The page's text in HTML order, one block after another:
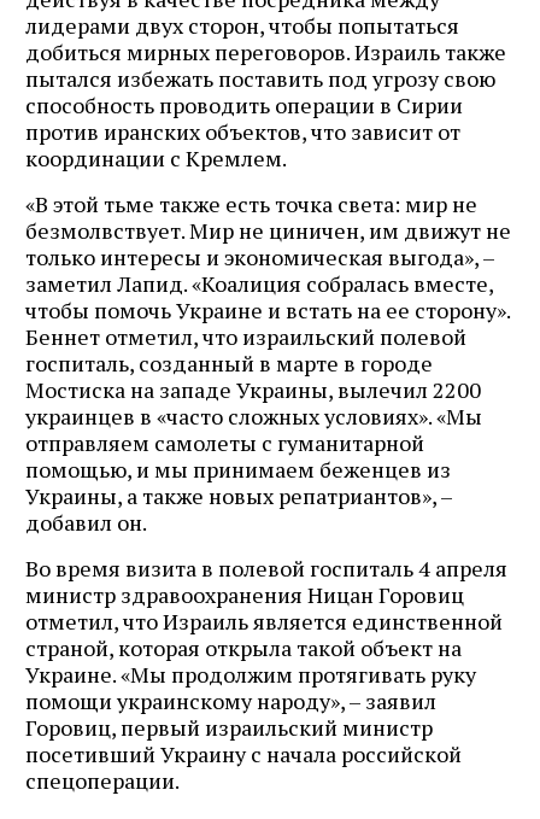
лидерами двух сторон, чтобы попытаться
добиться мирных переговоров. Израиль также
пытался избежать поставить под угрозу свою
способность проводить операции в Сирии
против иранских объектов, что зависит от
координации с Кремлем.
«В этой тьме также есть точка света: мир не
безмолвствует. Мир не циничен, им движут не
только интересы и экономическая выгода», –
заметил Лапид. «Коалиция собралась вместе,
чтобы помочь Украине и встать на ее сторону».
Беннет отметил, что израильский полевой
госпиталь, созданный в марте в городе
Мостиска на западе Украины, вылечил 2200
украинцев в «часто сложных условиях». «Мы
отправляем самолеты с гуманитарной
помощью, и мы принимаем беженцев из
Украины, а также новых репатриантов», –
добавил он.
Во время визита в полевой госпиталь 4 апреля
министр здравоохранения Ницан Горовиц
отметил, что Израиль является единственной
страной, которая открыла такой объект на
Украине. «Мы продолжим протягивать руку
помощи украинскому народу», – заявил
Горовиц, первый израильский министр
посетивший Украину с начала российской
спецоперации.